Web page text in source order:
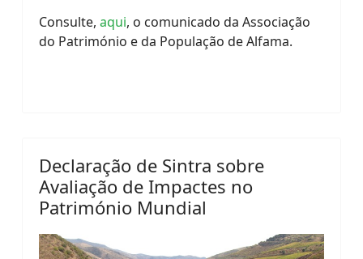
Consulte, aqui, o comunicado da Associação
do Património e da População de Alfama.
Declaração de Sintra sobre
Avaliação de Impactes no
Património Mundial